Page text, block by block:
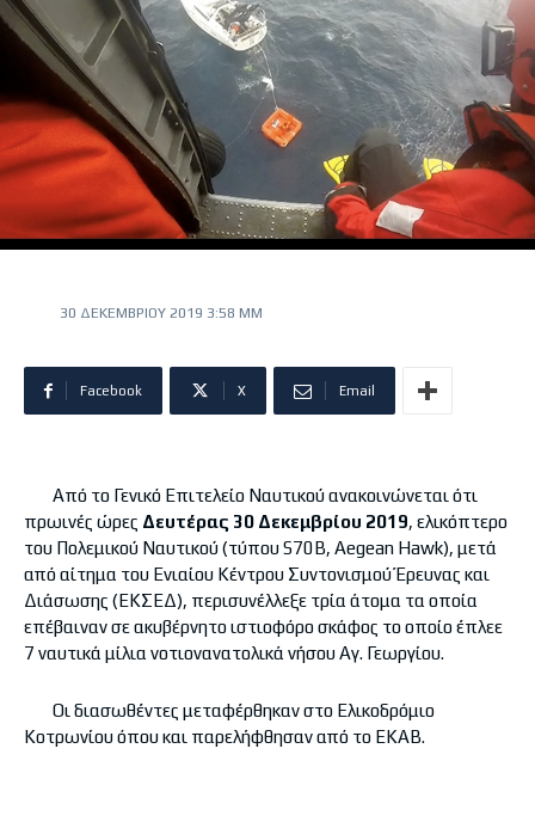
30 ΔΕΚΕΜΒΡΊΟΥ 2019 3:58 ΜΜ
Facebook X Email
Από το Γενικό Επιτελείο Ναυτικού ανακοινώνεται ότι
πρωινές ώρες Δευτέρας 30 Δεκεμβρίου 2019, ελικόπτερο
του Πολεμικού Ναυτικού (τύπου S70B, Aegean Hawk), μετά
από αίτημα του Ενιαίου Κέντρου Συντονισμού Έρευνας και
Διάσωσης (ΕΚΣΕΔ), περισυνέλλεξε τρία άτομα τα οποία
επέβαιναν σε ακυβέρνητο ιστιοφόρο σκάφος το οποίο έπλεε
7 ναυτικά μίλια νοτιονανατολικά νήσου Αγ. Γεωργίου.
Οι διασωθέντες μεταφέρθηκαν στο Ελικοδρόμιο
Κοτρωνίου όπου και παρελήφθησαν από το ΕΚΑΒ.